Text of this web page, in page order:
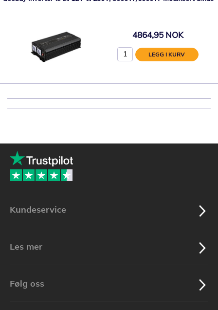
4864,95 NOK
LEGG I KURV
Kundeservice
Les mer
Følg oss